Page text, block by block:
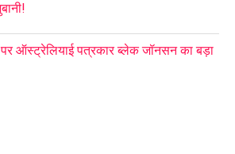
ऑस्ट्रेलियाई पत्रकार ब्लेक जॉनसन का बड़ा